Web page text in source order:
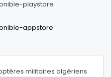
militaires algériens